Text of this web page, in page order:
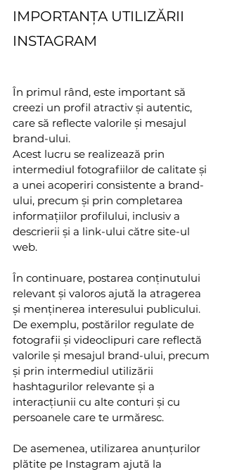
IMPORTANȚA UTILIZĂRII
INSTAGRAM
În primul rând, este important să
creezi un profil atractiv și autentic,
care să reflecte valorile și mesajul
brand-ului.
Acest lucru se realizează prin
intermediul fotografiilor de calitate și
a unei acoperiri consistente a brand-
ului, precum și prin completarea
informațiilor profilului, inclusiv a
descrierii și a link-ului către site-ul
web.
În continuare, postarea conținutului
relevant și valoros ajută la atragerea
și menținerea interesului publicului.
De exemplu, postărilor regulate de
fotografii și videoclipuri care reflectă
valorile și mesajul brand-ului, precum
și prin intermediul utilizării
hashtagurilor relevante și a
interacțiunii cu alte conturi și cu
persoanele care te urmăresc.
De asemenea, utilizarea anunțurilor
plătite pe Instagram ajută la